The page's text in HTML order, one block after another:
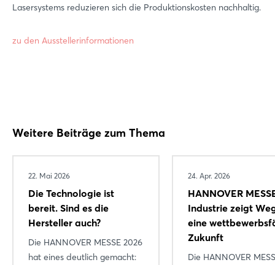
Lasersystems reduzieren sich die Produktionskosten nachhaltig.
zu den Ausstellerinformationen
Weitere Beiträge zum Thema
22. Mai 2026
Die Technologie ist
bereit. Sind es die
Hersteller auch?
Die HANNOVER MESSE 2026
hat eines deutlich gemacht:
24. Apr. 2026
HANNOVER
Industrie zeigt
eine
Zukunft
Die HANNOVER
Passwort vergessen?
Jetzt registrieren